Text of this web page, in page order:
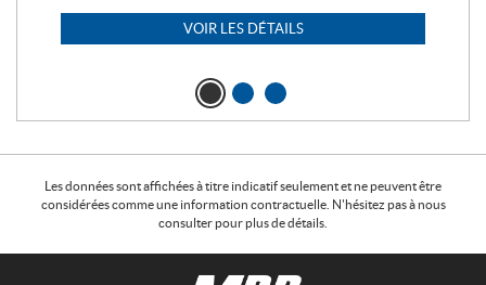
VOIR LES DÉTAILS
Les données sont affichées à titre indicatif seulement et ne peuvent être
considérées comme une information contractuelle. N'hésitez pas à nous
consulter pour plus de détails.